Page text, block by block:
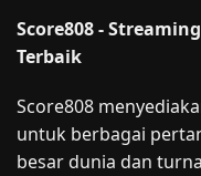
Score808 -
Terbaik
Score808
untuk berbagai
besar dunia dan